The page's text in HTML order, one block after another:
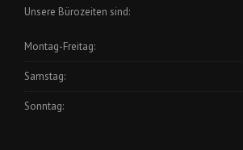
Unsere Bürozeiten sind:
Montag-Freitag:
Samstag:
Sonntag: